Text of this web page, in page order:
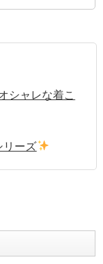
シャレな着こ
リーズ